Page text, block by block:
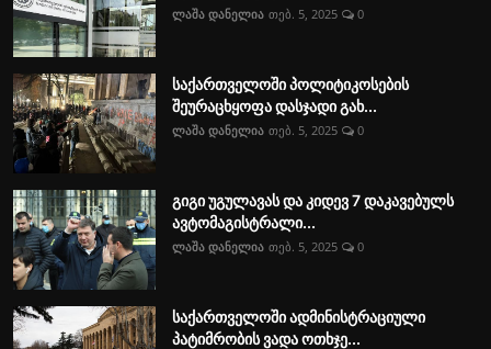
ლაშა დანელია თებ. 5, 2025 0
საქართველოში პოლიტიკოსების
შეურაცხყოფა დასჯადი გახ...
ლაშა დანელია თებ. 5, 2025 0
გიგი უგულავას და კიდევ 7 დაკავებულს
ავტომაგისტრალი...
ლაშა დანელია თებ. 5, 2025 0
საქართველოში ადმინისტრაციული
პატიმრობის ვადა ოთხჯე...